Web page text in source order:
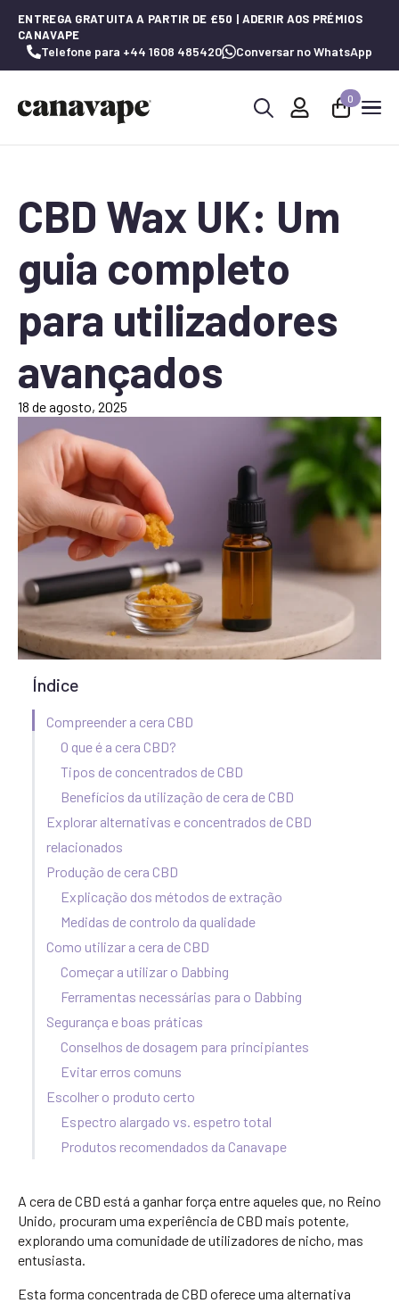
ENTREGA GRATUITA A PARTIR DE £50 | ADERIR AOS PRÉMIOS
CANAVAPE
Telefone para +44 1608 485420 Conversar no WhatsApp
0
CBD Wax UK: Um
guia completo
para utilizadores
avançados
18 de agosto, 2025
Índice
Compreender a cera CBD
O que é a cera CBD?
Tipos de concentrados de CBD
Benefícios da utilização de cera de CBD
Explorar alternativas e concentrados de CBD
relacionados
Produção de cera CBD
Explicação dos métodos de extração
Medidas de controlo da qualidade
Como utilizar a cera de CBD
Começar a utilizar o Dabbing
Ferramentas necessárias para o Dabbing
Segurança e boas práticas
Conselhos de dosagem para principiantes
Evitar erros comuns
Escolher o produto certo
Espectro alargado vs. espetro total
Produtos recomendados da Canavape
A cera de CBD está a ganhar força entre aqueles que, no Reino
Unido, procuram uma experiência de CBD mais potente,
explorando uma comunidade de utilizadores de nicho, mas
entusiasta.
Esta forma concentrada de CBD oferece uma alternativa